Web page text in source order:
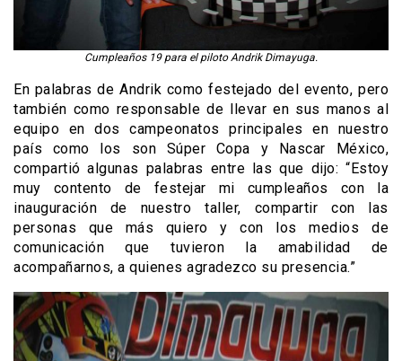
Cumpleaños 19 para el piloto Andrik Dimayuga.
En palabras de Andrik como festejado del evento, pero
también como responsable de llevar en sus manos al
equipo en dos campeonatos principales en nuestro
país como los son Súper Copa y Nascar México,
compartió algunas palabras entre las que dijo: “Estoy
muy contento de festejar mi cumpleaños con la
inauguración de nuestro taller, compartir con las
personas que más quiero y con los medios de
comunicación que tuvieron la amabilidad de
acompañarnos, a quienes agradezco su presencia.”